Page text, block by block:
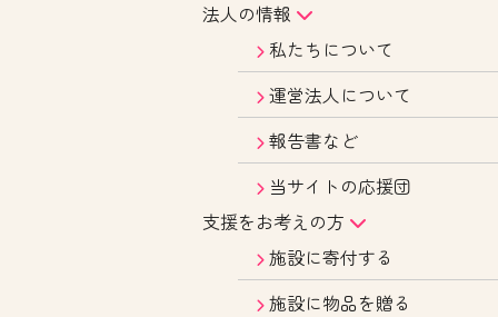
法人の情報
私たちについて
運営法人について
報告書など
当サイトの応援団
支援をお考えの方
施設に寄付する
施設に物品を贈る